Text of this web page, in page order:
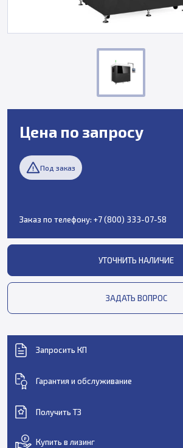
Цена по запросу
Под заказ
Заказ по телефону: +7 (800) 333-07-58
УТОЧНИТЬ НАЛИЧИЕ
ЗАДАТЬ ВОПРОС
Запросить КП
Гарантия и обслуживание
Получить ТЗ
Купить в лизинг